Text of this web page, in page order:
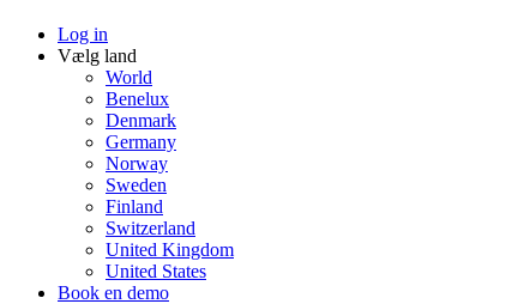
Log in
Vælg land
World
Benelux
Denmark
Germany
Norway
Sweden
Finland
Switzerland
United Kingdom
United States
Book en demo